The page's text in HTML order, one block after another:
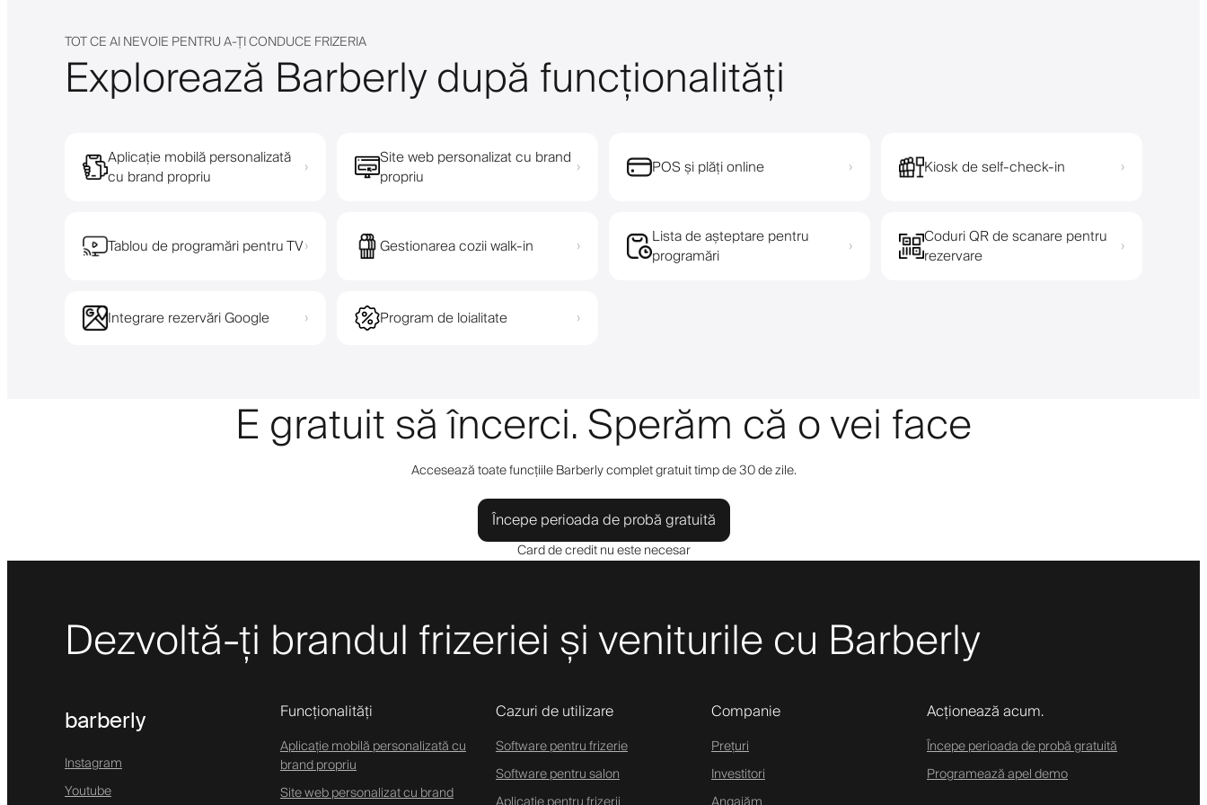
TOT CE AI NEVOIE PENTRU A-ȚI CONDUCE FRIZERIA
Explorează Barberly după funcționalități
Aplicație mobilă personalizată
cu brand propriu
›
Site web personalizat cu brand
propriu
› POS și plăți online › Kiosk de self-check-in ›
Tablou de programări pentru TV› Gestionarea cozii walk-in ›
Lista de așteptare pentru
programări
›
Coduri QR de scanare pentru
rezervare
›
Integrare rezervări Google › Program de loialitate ›
E gratuit să încerci. Sperăm că o vei face
Accesează toate funcțiile Barberly complet gratuit timp de 30 de zile.
Începe perioada de probă gratuită
Card de credit nu este necesar
Dezvoltă-ți brandul frizeriei și veniturile cu Barberly
barberly
Instagram
Youtube
Funcționalități
Aplicație mobilă personalizată cu
brand propriu
Site web personalizat cu brand
Cazuri de utilizare
Software pentru frizerie
Software pentru salon
Companie
Prețuri
Investitori
Acționează acum.
Începe perioada de probă gratuită
Programează apel demo